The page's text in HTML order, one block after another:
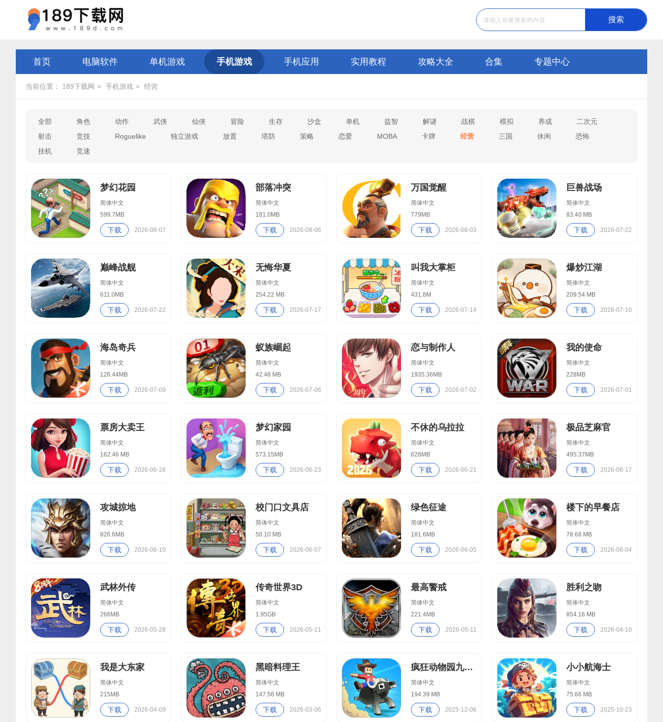
搜索
首页 电脑软件 单机游戏 手机游戏 手机应用 实用教程 攻略大全 合集 专题中心
当前位置： 189下载网 手机游戏 经营
全部 角色 动作 武侠 仙侠 冒险 生存 沙盒 单机 益智 解谜 战棋 模拟 养成
二次元
射击
竞技 Roguelike 独立游戏 放置 塔防 策略 恋爱 MOBA 卡牌 经营 三国 休闲
恐怖
挂机
竞速
梦幻花园
简体中文
599.7MB
下载 2026-08-07
部落冲突
简体中文
181.0MB
下载 2026-08-06
万国觉醒
简体中文
779MB
下载 2026-08-03
巨兽战场
简体中文
83.40 MB
下载 2026-07-22
巅峰战舰
简体中文
611.0MB
下载 2026-07-22
无悔华夏
简体中文
254.22 MB
下载 2026-07-17
叫我大掌柜
简体中文
431.8M
下载 2026-07-14
爆炒江湖
简体中文
209.54 MB
下载 2026-07-10
海岛奇兵
简体中文
126.44MB
下载 2026-07-09
蚁族崛起
简体中文
42.48 MB
下载 2026-07-06
恋与制作人
简体中文
1935.36MB
下载 2026-07-02
我的使命
简体中文
228MB
下载 2026-07-01
票房大卖王
简体中文
162.46 MB
下载 2026-06-26
梦幻家园
简体中文
573.15MB
下载 2026-06-23
不休的乌拉拉
简体中文
628MB
下载 2026-06-21
极品芝麻官
简体中文
495.37MB
下载 2026-06-17
攻城掠地
简体中文
826.6MB
下载 2026-06-10
校门口文具店
简体中文
50.10 MB
下载 2026-06-07
绿色征途
简体中文
181.6MB
下载 2026-06-05
楼下的早餐店
简体中文
78.68 MB
下载 2026-06-04
武林外传
简体中文
266MB
下载 2026-05-28
传奇世界3D
简体中文
1.95GB
下载 2026-05-21
最高警戒
简体中文
221.4MB
下载 2026-05-11
胜利之吻
简体中文
854.16 MB
下载 2026-04-10
我是大东家
简体中文
215MB
下载 2026-04-09
黑暗料理王
简体中文
147.56 MB
下载 2026-03-06
疯狂动物园九游版
简体中文
194.39 MB
下载 2025-12-06
小小航海士
简体中文
75.66 MB
下载 2025-10-23